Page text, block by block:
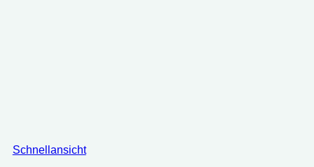
Schnellansicht